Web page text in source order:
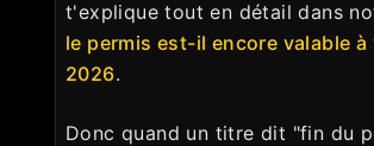
t'explique tout en détail dans
le permis est-il encore valable à
2026.
Donc quand un titre dit "fin du